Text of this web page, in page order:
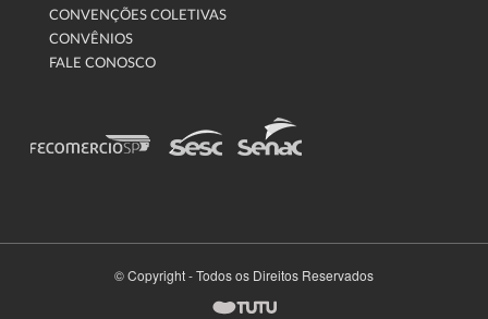
CONVENÇÕES COLETIVAS
CONVÊNIOS
FALE CONOSCO
© Copyright - Todos os Direitos Reservados